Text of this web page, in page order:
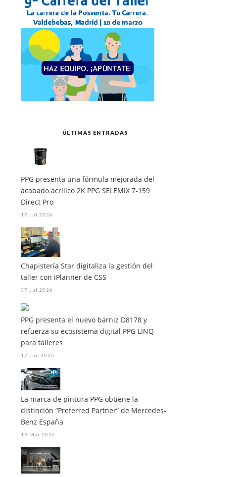
ÚLTIMAS ENTRADAS
PPG presenta una fórmula mejorada del
acabado acrílico 2K PPG SELEMIX 7-159
Direct Pro
17 Jul 2026
Chapistería Star digitaliza la gestión del
taller con iPlanner de CSS
07 Jul 2026
PPG presenta el nuevo barniz D8178 y
refuerza su ecosistema digital PPG LINQ
para talleres
17 Jun 2026
La marca de pintura PPG obtiene la
distinción “Preferred Partner” de Mercedes-
Benz España
19 Mar 2026